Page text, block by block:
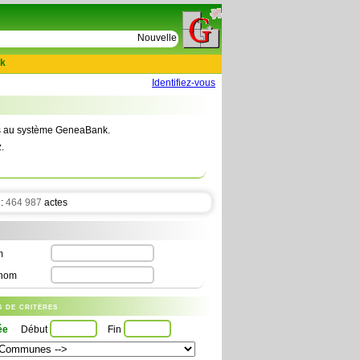
Nouvelles tables : 664 actes de D Le Cercueil
Identifiez-vous
au système GeneaBank.
464 987 actes
de critères
Début Fin